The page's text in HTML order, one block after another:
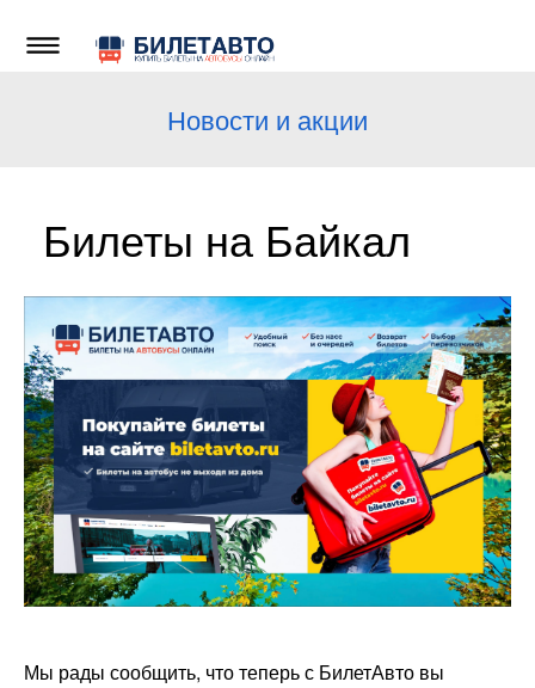
Новости и акции
Билеты на Байкал
Мы рады сообщить, что теперь с БилетАвто вы